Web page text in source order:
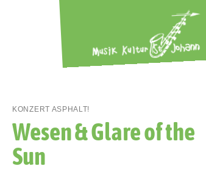
KONZERT ASPHALT!
Wesen & Glare of the
Sun